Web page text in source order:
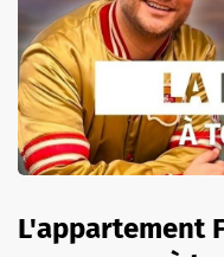
L'appartement